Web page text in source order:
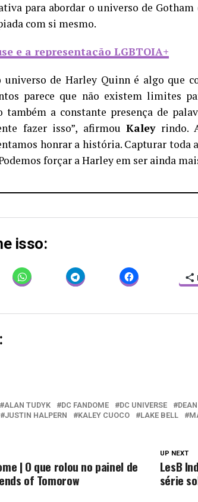
para abordar o universo de
com si mesmo.
e a representação LGBTQIA+
universo de Harley Quinn é algo que
parece que não existem limites
também a constante presença de
fazer isso”, afirmou Kaleyrindo.
honrar a história. Capturar toda
forçar a Harley em ser ainda
isso:
ALAN TUDYK DC FANDOME DC UNIVERSE
JUSTIN HALPERN KALEY CUOCO LAKE BELL
UP NEXT
LesB
série
| O que rolou no painel de
of Tomorow